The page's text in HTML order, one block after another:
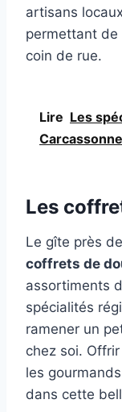
artisans
permettant de
coin de rue.
Lire Les
Les
Le gîte près
coffrets de
assortiments
spécialités
ramener un
chez soi.
les
dans cette